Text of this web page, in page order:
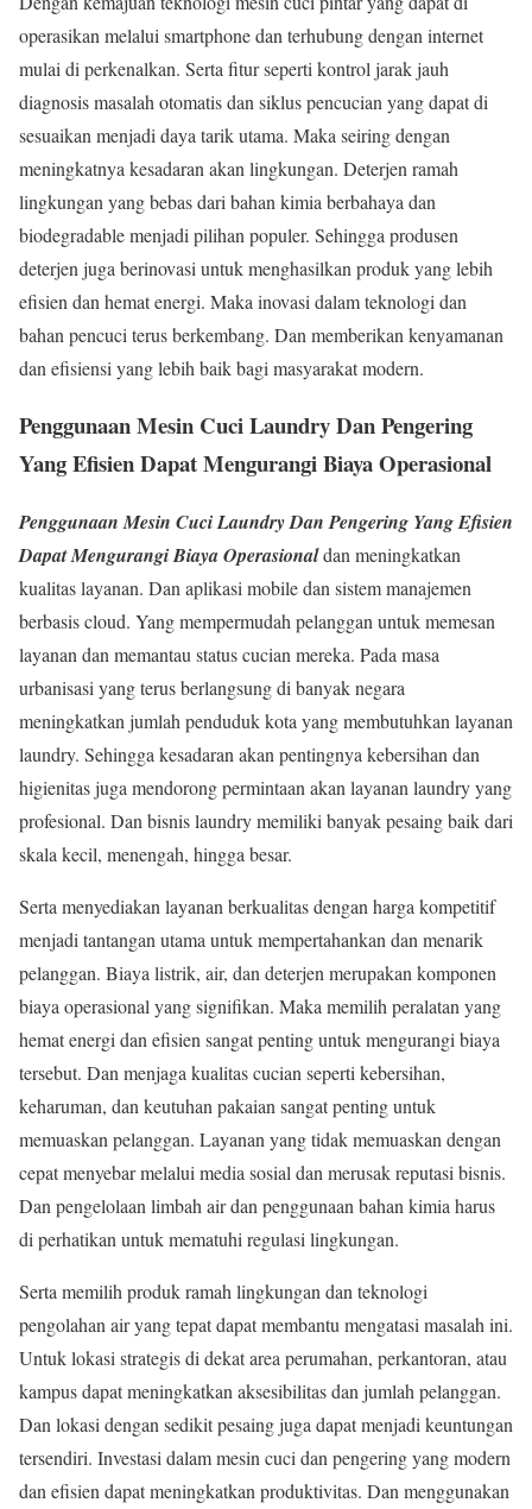
operasikan melalui smartphone dan terhubung dengan internet
mulai di perkenalkan. Serta fitur seperti kontrol jarak jauh
diagnosis masalah otomatis dan siklus pencucian yang dapat di
sesuaikan menjadi daya tarik utama. Maka seiring dengan
meningkatnya kesadaran akan lingkungan. Deterjen ramah
lingkungan yang bebas dari bahan kimia berbahaya dan
biodegradable menjadi pilihan populer. Sehingga produsen
deterjen juga berinovasi untuk menghasilkan produk yang lebih
efisien dan hemat energi. Maka inovasi dalam teknologi dan
bahan pencuci terus berkembang. Dan memberikan kenyamanan
dan efisiensi yang lebih baik bagi masyarakat modern.
Penggunaan Mesin Cuci Laundry Dan Pengering
Yang Efisien Dapat Mengurangi Biaya Operasional
Penggunaan Mesin Cuci Laundry Dan Pengering Yang Efisien
Dapat Mengurangi Biaya Operasionaldan meningkatkan
kualitas layanan. Dan aplikasi mobile dan sistem manajemen
berbasis cloud. Yang mempermudah pelanggan untuk memesan
layanan dan memantau status cucian mereka. Pada masa
urbanisasi yang terus berlangsung di banyak negara
meningkatkan jumlah penduduk kota yang membutuhkan layanan
laundry. Sehingga kesadaran akan pentingnya kebersihan dan
higienitas juga mendorong permintaan akan layanan laundry yang
profesional. Dan bisnis laundry memiliki banyak pesaing baik dari
skala kecil, menengah, hingga besar.
Serta menyediakan layanan berkualitas dengan harga kompetitif
menjadi tantangan utama untuk mempertahankan dan menarik
pelanggan. Biaya listrik, air, dan deterjen merupakan komponen
biaya operasional yang signifikan. Maka memilih peralatan yang
hemat energi dan efisien sangat penting untuk mengurangi biaya
tersebut. Dan menjaga kualitas cucian seperti kebersihan,
keharuman, dan keutuhan pakaian sangat penting untuk
memuaskan pelanggan. Layanan yang tidak memuaskan dengan
cepat menyebar melalui media sosial dan merusak reputasi bisnis.
Dan pengelolaan limbah air dan penggunaan bahan kimia harus
di perhatikan untuk mematuhi regulasi lingkungan.
Serta memilih produk ramah lingkungan dan teknologi
pengolahan air yang tepat dapat membantu mengatasi masalah ini.
Untuk lokasi strategis di dekat area perumahan, perkantoran, atau
kampus dapat meningkatkan aksesibilitas dan jumlah pelanggan.
Dan lokasi dengan sedikit pesaing juga dapat menjadi keuntungan
tersendiri. Investasi dalam mesin cuci dan pengering yang modern
dan efisien dapat meningkatkan produktivitas. Dan menggunakan